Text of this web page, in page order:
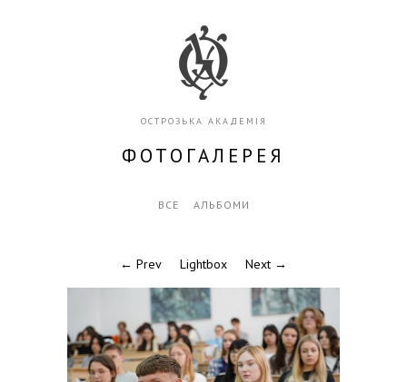
ОСТРОЗЬКА АКАДЕМІЯ
ФОТОГАЛЕРЕЯ
ВСЕ АЛЬБОМИ
← Prev Lightbox Next →